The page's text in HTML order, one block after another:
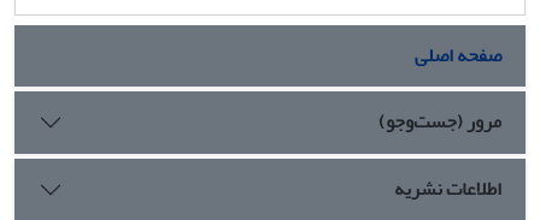
صفحه اصلی
مرور (جست‌وجو)
اطلاعات نشریه